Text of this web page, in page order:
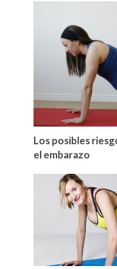
Los posibles
el embarazo